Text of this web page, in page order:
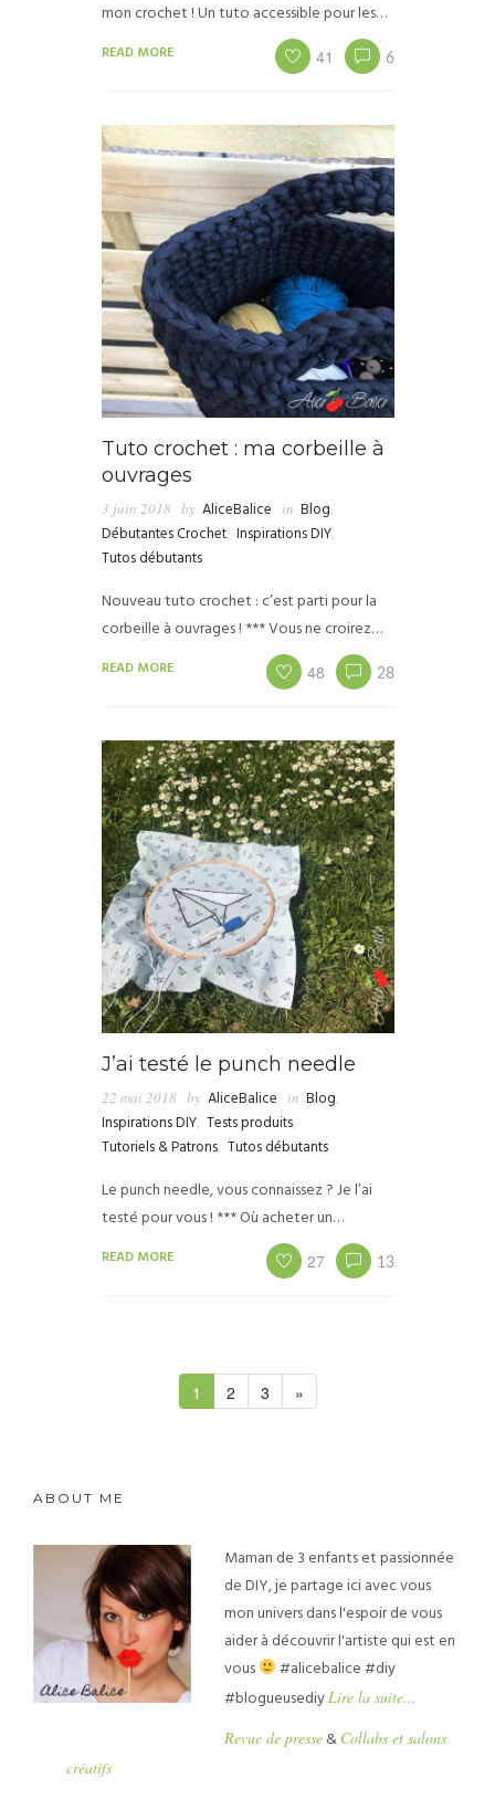
mon crochet ! Un tuto accessible pour les…
READ MORE 41 6
Tuto crochet : ma corbeille à
ouvrages
3 juin 2018 by AliceBalice in Blog,
Débutantes Crochet, Inspirations DIY,
Tutos débutants
Nouveau tuto crochet : c’est parti pour la
corbeille à ouvrages ! *** Vous ne croirez…
READ MORE 48 28
J’ai testé le punch needle
22 mai 2018 by AliceBalice in Blog,
Inspirations DIY, Tests produits,
Tutoriels & Patrons, Tutos débutants
Le punch needle, vous connaissez ? Je l’ai
testé pour vous ! *** Où acheter un…
READ MORE 27 13
1 2 3 »
ABOUT ME
Maman de 3 enfants et passionnée
de DIY, je partage ici avec vous
mon univers dans l'espoir de vous
aider à découvrir l'artiste qui est en
vous
#alicebalice #diy
#blogueusediyLire la suite...
Revue de presse & Collabs et salons
créatifs